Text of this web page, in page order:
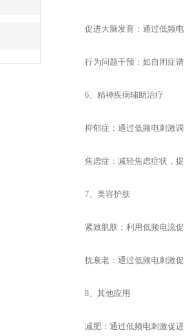
促进大脑发育：通过低频电
行为问题干预：如自闭症谱
6、精神疾病辅助治疗
抑郁症：通过低频电刺激调
焦虑症：减轻焦虑症状，提
7、美容护肤
紧致肌肤：利用低频电流促
抗衰老：通过低频电刺激促
8、其他应用
减肥：通过低频电刺激促进